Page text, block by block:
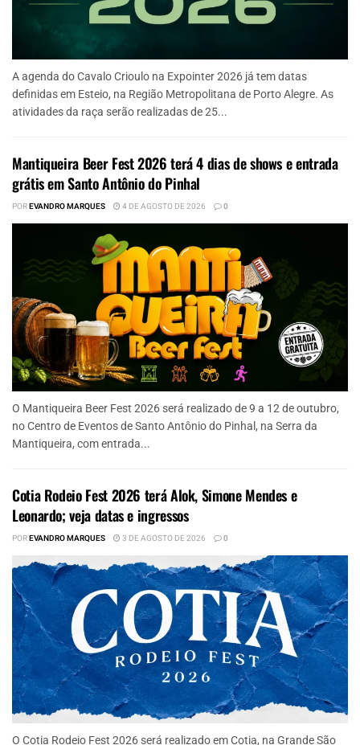
A agenda do Cavalo Crioulo na Expointer 2026 já tem datas
definidas em Esteio, na Região Metropolitana de Porto Alegre. As
atividades da raça serão realizadas de 25...
Mantiqueira Beer Fest 2026 terá 4 dias de shows e entrada
grátis em Santo Antônio do Pinhal
POREVANDRO MARQUES 4 DE AGOSTO DE 2026 0
O Mantiqueira Beer Fest 2026 será realizado de 9 a 12 de outubro,
no Centro de Eventos de Santo Antônio do Pinhal, na Serra da
Mantiqueira, com entrada...
Cotia Rodeio Fest 2026 terá Alok, Simone Mendes e
Leonardo; veja datas e ingressos
POREVANDRO MARQUES 3 DE AGOSTO DE 2026 0
O Cotia Rodeio Fest 2026 será realizado em Cotia, na Grande São